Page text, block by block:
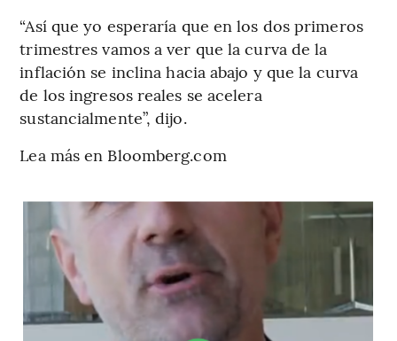
“Así que yo esperaría que en los dos primeros
trimestres vamos a ver que la curva de la
inflación se inclina hacia abajo y que la curva
de los ingresos reales se acelera
sustancialmente”, dijo.
Lea más en Bloomberg.com